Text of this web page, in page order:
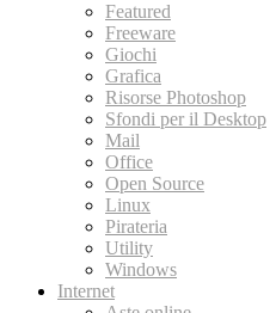
Featured
Freeware
Giochi
Grafica
Risorse Photoshop
Sfondi per il Desktop
Mail
Office
Open Source
Linux
Pirateria
Utility
Windows
Internet